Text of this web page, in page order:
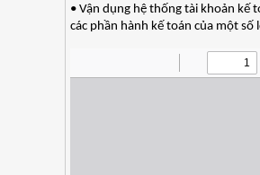
• Vận dụng hệ thống tài khoản kế
các phần hành kế toán của một số